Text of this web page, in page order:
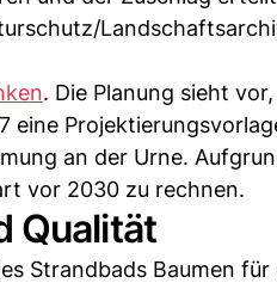
. Die Planung sieht
eine
an der Urne.
vor 2030 zu rechnen.
Qualität
Strandbads Baumen